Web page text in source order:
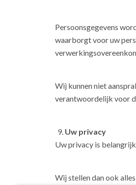
Persoonsgegevens
waarborgt voor uw
Wij kunnen niet
verantwoordelijk voor
Uw privacy
Uw privacy is
Wij stellen dan ook